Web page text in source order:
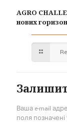
AGRO
нових
Ваша e-mail
поля позначені